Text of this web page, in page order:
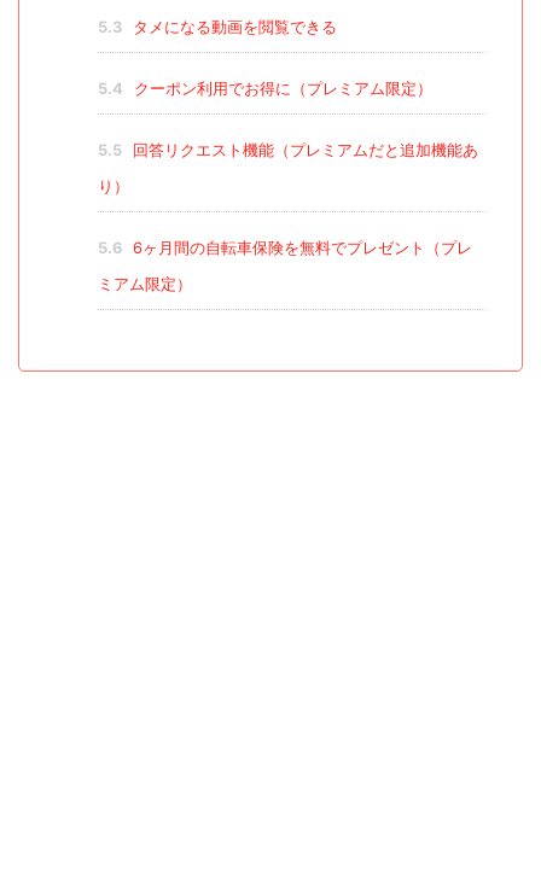
5.3 タメになる動画を閲覧できる
5.4 クーポン利用でお得に（プレミアム限定）
5.5
回答リクエスト機能（プレミアムだと追加機能あ
り）
5.6
6ヶ月間の自転車保険を無料でプレゼント（プレ
ミアム限定）